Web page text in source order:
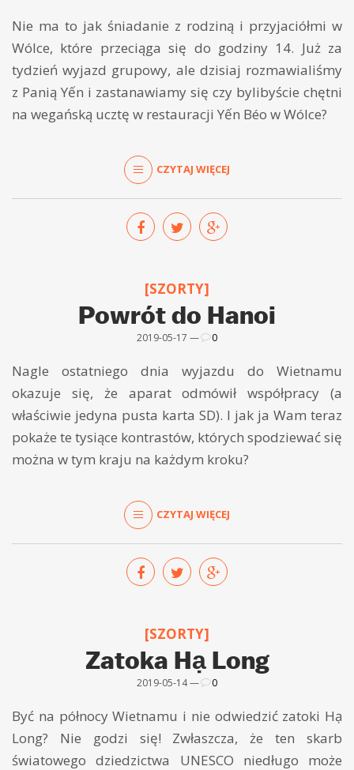
Nie ma to jak śniadanie z rodziną i przyjaciółmi w
Wólce, które przeciąga się do godziny 14. Już za
tydzień wyjazd grupowy, ale dzisiaj rozmawialiśmy
z Panią Yến i zastanawiamy się czy bylibyście chętni
na wegańską ucztę w restauracji Yến Béo w Wólce?
CZYTAJ WIĘCEJ
[SZORTY]
Powrót do Hanoi
2019-05-17 — 0
Nagle ostatniego dnia wyjazdu do Wietnamu
okazuje się, że aparat odmówił współpracy (a
właściwie jedyna pusta karta SD). I jak ja Wam teraz
pokaże te tysiące kontrastów, których spodziewać się
można w tym kraju na każdym kroku?
CZYTAJ WIĘCEJ
[SZORTY]
Zatoka Hạ Long
2019-05-14 — 0
Być na północy Wietnamu i nie odwiedzić zatoki Hạ
Long? Nie godzi się! Zwłaszcza, że ten skarb
światowego dziedzictwa UNESCO niedługo może